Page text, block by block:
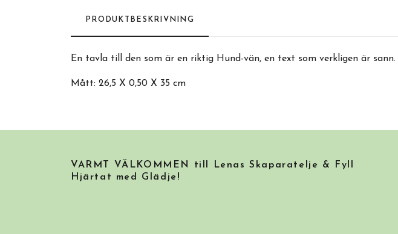
PRODUKTBESKRIVNING
En tavla till den som är en riktig Hund-vän, en text som verkligen är sann.
Mått: 26,5 X 0,50 X 35 cm
VARMT VÄLKOMMEN till Lenas Skaparatelje & Fyll
Hjärtat med Glädje!